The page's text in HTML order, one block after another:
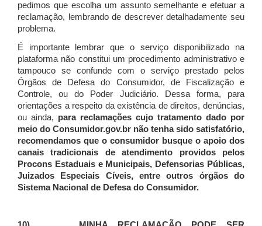
pedimos que escolha um assunto semelhante e efetuar a
reclamação, lembrando de descrever detalhadamente seu
problema.
É importante lembrar que o serviço disponibilizado na
plataforma não constitui um procedimento administrativo e
tampouco se confunde com o serviço prestado pelos
Órgãos de Defesa do Consumidor, de Fiscalização e
Controle, ou do Poder Judiciário. Dessa forma, para
orientações a respeito da existência de direitos, denúncias,
ou ainda, para reclamações cujo tratamento dado por
meio do Consumidor.gov.br não tenha sido satisfatório,
recomendamos que o consumidor busque o apoio dos
canais tradicionais de atendimento providos pelos
Procons Estaduais e Municipais, Defensorias Públicas,
Juizados Especiais Cíveis, entre outros órgãos do
Sistema Nacional de Defesa do Consumidor.